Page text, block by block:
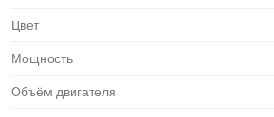
Цвет
Мощность
Объём двигателя